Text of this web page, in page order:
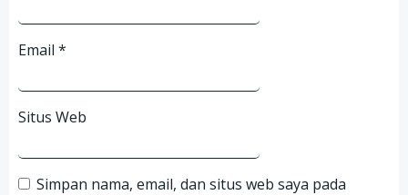
Email *
Situs Web
Simpan nama, email, dan situs web saya pada